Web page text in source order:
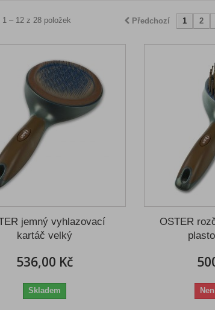
Předchozí 1 2
1 – 12 z 28 položek
jemný vyhlazovací
kartáč velký
536,00 Kč
Skladem
OSTER